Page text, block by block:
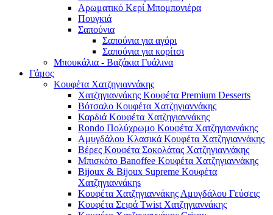
Αρωματικό Κερί Μπομπονιέρα
Πουγκιά
Σαπούνια
Σαπούνια για αγόρι
Σαπούνια για κορίτσι
Μπουκάλια - Βαζάκια Γυάλινα
Γάμος
Κουφέτα Χατζηγιαννάκης
Χατζηγιαννάκης Κουφέτα Premium Desserts
Βότσαλο Κουφέτα Χατζηγιαννάκης
Καρδιά Κουφέτα Χατζηγιαννάκης
Rondo Πολύχρωμο Κουφέτα Χατζηγιαννάκης
Αμυγδάλου Κλασικά Κουφέτα Χατζηγιαννάκης
Βέρες Κουφέτα Σοκολάτας Χατζηγιαννάκης
Μπισκότο Banoffee Κουφέτα Χατζηγιαννάκης
Bijoux & Bijoux Supreme Κουφέτα
Χατζηγιαννάκηs
Κουφέτα Χατζηγιαννάκης Αμυγδάλου Γεύσεις
Κουφέτα Σειρά Twist Χατζηγιαννάκης